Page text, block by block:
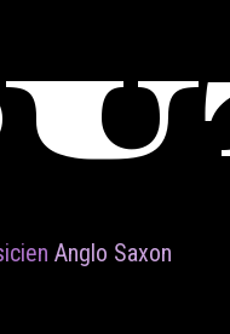
Anglo Saxon